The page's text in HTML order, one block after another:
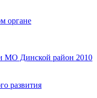
органе
МО Динской район 2010
развития